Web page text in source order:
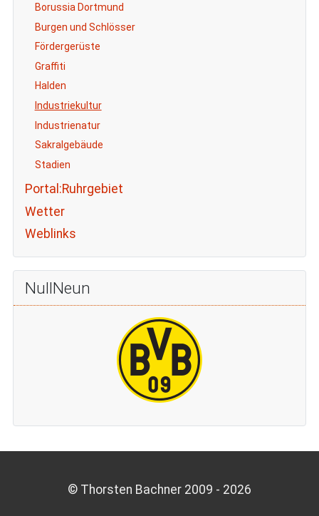
Borussia Dortmund
Burgen und Schlösser
Fördergerüste
Graffiti
Halden
Industriekultur
Industrienatur
Sakralgebäude
Stadien
Portal:Ruhrgebiet
Wetter
Weblinks
NullNeun
© Thorsten Bachner 2009 - 2026